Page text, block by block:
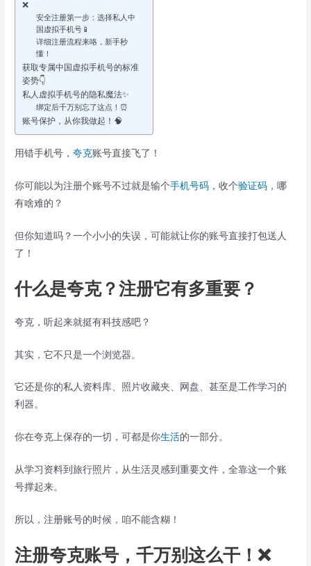
❌
安全注册第一步：选择私人中
国虚拟手机号📱
详细注册流程来咯，新手秒
懂！
获取专属中国虚拟手机号的标准
姿势👇
私人虚拟手机号的隐私魔法✨
绑定后千万别忘了这点！⏰
账号保护，从你我做起！🧠
用错手机号，夸克账号直接飞了！
你可能以为注册个账号不过就是输个手机号码 ，收个验证码 ，哪
有啥难的？
但你知道吗？一个小小的失误，可能就让你的账号直接打包送人
了！
什么是夸克？注册它有多重要？
夸克，听起来就挺有科技感吧？
其实，它不只是一个浏览器。
它还是你的私人资料库、照片收藏夹、网盘、甚至是工作学习的
利器。
你在夸克上保存的一切，可都是你生活的一部分。
从学习资料到旅行照片，从生活灵感到重要文件，全靠这一个账
号撑起来。
所以，注册账号的时候，咱不能含糊！
注册夸克账号，千万别这么干！❌